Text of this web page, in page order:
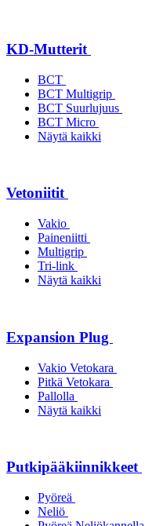
KD-Mutterit
BCT
BCT Multigrip
BCT Suurlujuus
BCT Micro
Näytä kaikki
Vetoniitit
Vakio
Paineniitti
Multigrip
Tri-link
Näytä kaikki
Expansion Plug
Vakio Vetokara
Pitkä Vetokara
Pallolla
Näytä kaikki
Putkipääkiinnikkeet
Pyöreä
Neliö